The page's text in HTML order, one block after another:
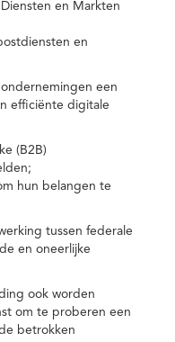
en Markten
en
een
efficiënte digitale
(B2B)
hun belangen te
tussen federale
en oneerlijke
ook worden
om te proberen een
betrokken